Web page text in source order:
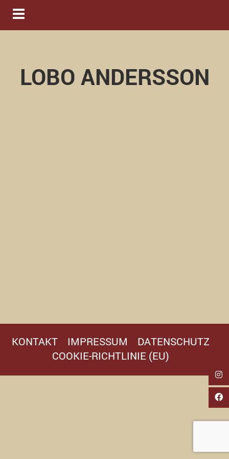
Navigation ein-/ausblenden
LOBO ANDERSSON
KONTAKT IMPRESSUM
DATENSCHUTZ
COOKIE-RICHTLINIE (EU)